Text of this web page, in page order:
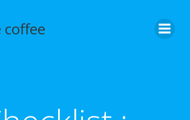
coffee